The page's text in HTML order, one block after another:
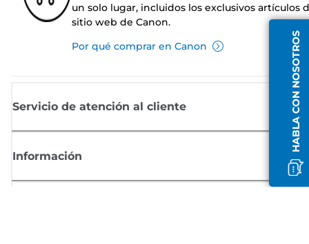
HABLA CON NOSOTROS
un solo lugar, incluidos los exclusivos artículos
sitio web de Canon.
Por qué comprar en Canon
Servicio de atención al cliente
Información